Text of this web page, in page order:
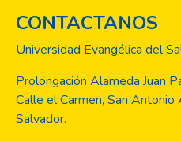
CONTACTANOS
Universidad Evangélica del
Prolongación Alameda Juan
Calle el Carmen, San Antonio
Salvador.